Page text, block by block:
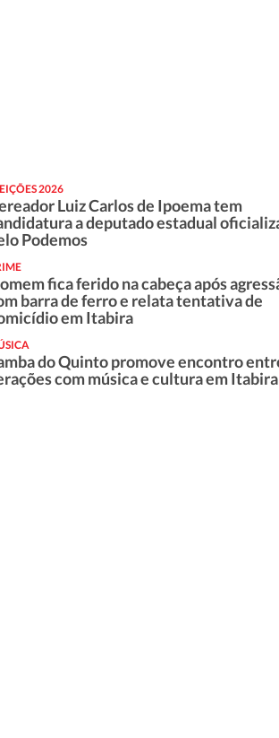
2026
Luiz Carlos de Ipoema tem
a deputado estadual
Podemos
fica ferido na cabeça após
barra de ferro e relata tentativa de
em Itabira
do Quinto promove encontro
com música e cultura em Itabira